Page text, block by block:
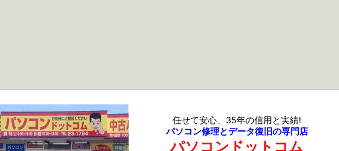
任せて安心、35年の信用と実績!
パソコン修理とデータ復旧の専門店
パソコンドットコム